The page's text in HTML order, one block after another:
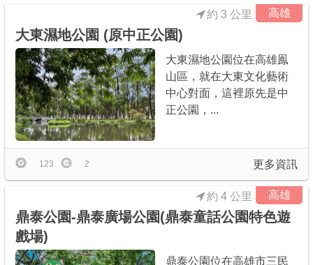
高雄
大東濕地公園 (原中正公園)
約 3 公里
大東濕地公園位在高雄鳯
山區，就在大東文化藝術
中心對面，這裡原先是中
正公園，...
更多資訊
123 2
高雄
鼎泰公園-鼎泰廣場公園(鼎泰童話公園特色遊
戲場)
約 4 公里
鼎泰公園位在高雄市三民